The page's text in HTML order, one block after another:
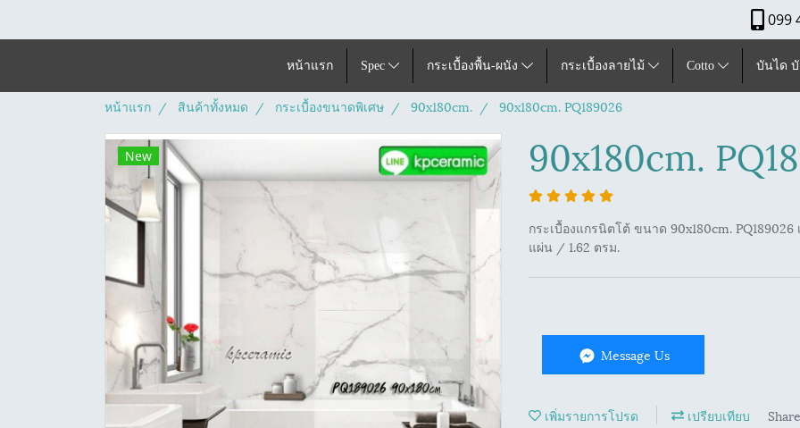
099
หน้าแรก Spec กระเบื้องพื้น-ผนัง กระเบื้องลายไม้ Cotto บันได
หน้าแรก สินค้าทั้งหมด กระเบื้องขนาดพิเศษ 90x180cm. 90x180cm. PQ189026
New 90x180cm.
กระเบื้องแกรนิตโต้ ขนาด 90x180cm.
แผ่น / 1.62 ตรม.
Message Us
เพิ่มรายการโปรด เปรียบเทียบ Share